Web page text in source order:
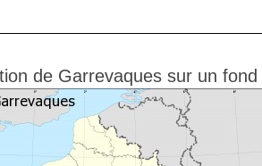
de Garrevaques sur un